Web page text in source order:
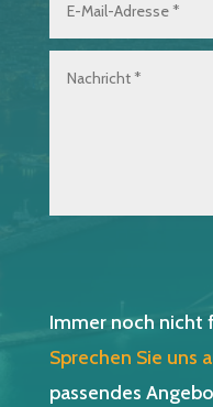
Immer noch nicht
Sprechen Sie uns
passendes